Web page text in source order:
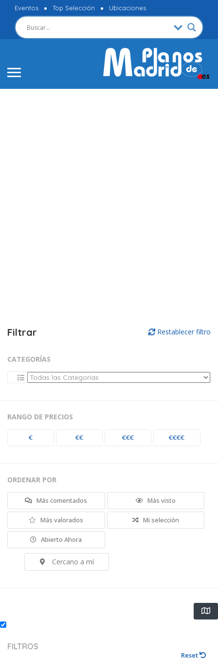
Eventos Top Selección Ubicaciones
Filtrar Restablecer filtro
CATEGORÍAS
RANGO DE PRECIOS
€ €€ €€€ €€€€
ORDENAR POR
Más comentados Más visto
Más valorados Mi selección
Abierto Ahora
Cercano a mí
FILTROS
Reset